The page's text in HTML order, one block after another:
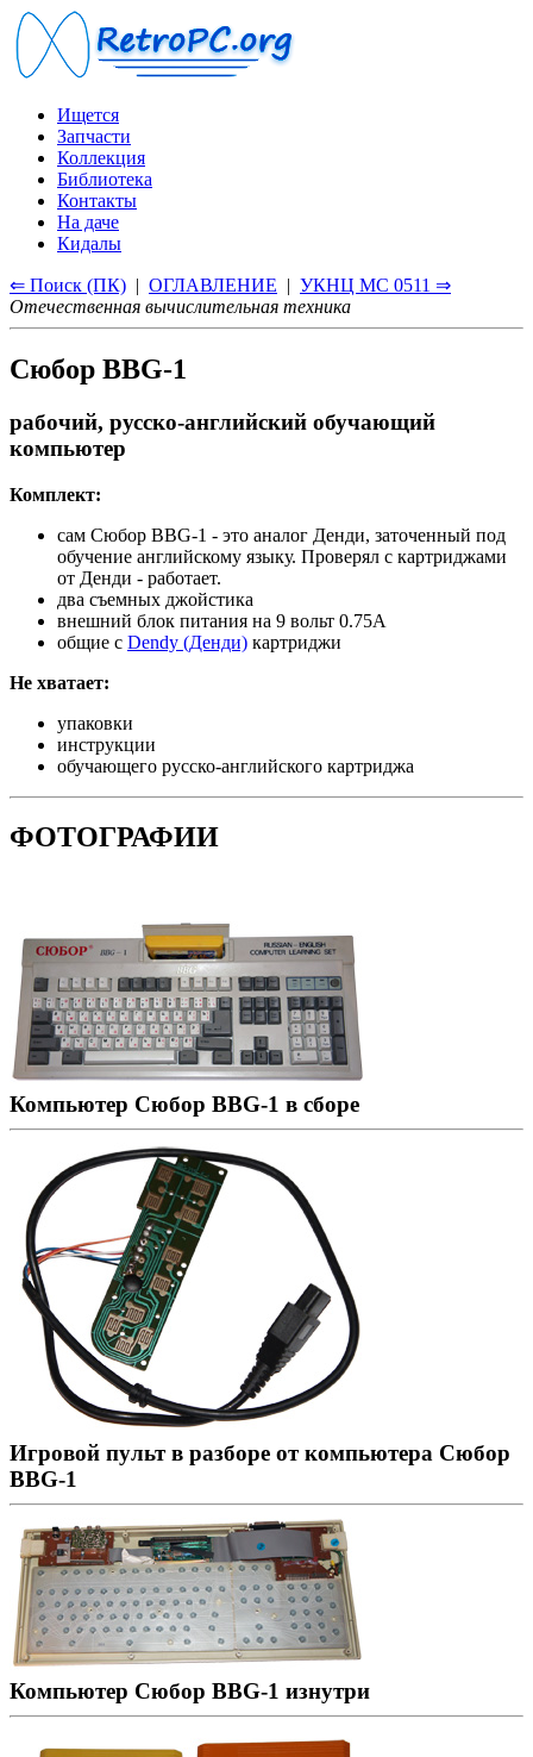
Ищется
Запчасти
Коллекция
Библиотека
Контакты
На даче
Кидалы
⇐ Поиск (ПК) | ОГЛАВЛЕНИЕ | УКНЦ МС 0511 ⇒
Отечественная вычислительная техника
Сюбор BBG-1
рабочий, русско-английский обучающий
компьютер
Комплект:
сам Сюбор BBG-1 - это аналог Денди, заточенный под
обучение английскому языку. Проверял с картриджами
от Денди - работает.
два съемных джойстика
внешний блок питания на 9 вольт 0.75А
общие с Dendy (Денди) картриджи
Не хватает:
упаковки
инструкции
обучающего русско-английского картриджа
ФОТОГРАФИИ
Компьютер Сюбор BBG-1 в сборе
Игровой пульт в разборе от компьютера Сюбор
BBG-1
Компьютер Сюбор BBG-1 изнутри